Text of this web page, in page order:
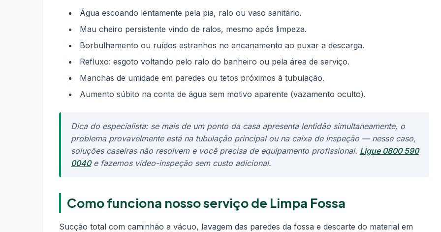
Água escoando lentamente pela pia, ralo ou vaso sanitário.
Mau cheiro persistente vindo de ralos, mesmo após limpeza.
Borbulhamento ou ruídos estranhos no encanamento ao puxar a descarga.
Refluxo: esgoto voltando pelo ralo do banheiro ou pela área de serviço.
Manchas de umidade em paredes ou tetos próximos à tubulação.
Aumento súbito na conta de água sem motivo aparente (vazamento oculto).
Dica do especialista: se mais de um ponto da casa apresenta lentidão simultaneamente, o
problema provavelmente está na tubulação principal ou na caixa de inspeção — nesse caso,
soluções caseiras não resolvem e você precisa de equipamento profissional. Ligue 0800 590
0040e fazemos vídeo-inspeção sem custo adicional.
Como funciona nosso serviço de Limpa Fossa
Sucção total com caminhão a vácuo, lavagem das paredes da fossa e descarte do material em